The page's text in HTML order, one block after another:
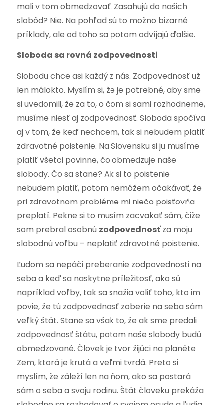
mali v tom obmedzovať. Zasahujú do našich
slobôd? Nie. Na pohľad sú to možno bizarné
príklady, ale od toho sa potom odvíjajú ďalšie.
Sloboda sa rovná zodpovednosti
Slobodu chce asi každý z nás. Zodpovednosť už
len málokto. Myslím si, že je potrebné, aby sme
si uvedomili, že za to, o čom si sami rozhodneme,
musíme niesť aj zodpovednosť. Sloboda spočíva
aj v tom, že keď nechcem, tak si nebudem platiť
zdravotné poistenie. Na Slovensku si ju musíme
platiť všetci povinne, čo obmedzuje naše
slobody. Čo sa stane? Ak si to poistenie
nebudem platiť, potom nemôžem očakávať, že
pri zdravotnom probléme mi niečo poisťovňa
preplatí. Pekne si to musím zacvakať sám, čiže
som prebral osobnú zodpovednosťza moju
slobodnú voľbu – neplatiť zdravotné poistenie.
Ľudom sa nepáči preberanie zodpovednosti na
seba a keď sa naskytne príležitosť, ako sú
napríklad voľby, tak sa snažia voliť toho, kto im
povie, že tú zodpovednosť zoberie na seba sám
veľký štát. Stane sa však to, že ak sme predali
zodpovednosť štátu, potom naše slobody budú
obmedzované. Človek je tvor žijúci na planéte
Zem, ktorá je krutá a veľmi tvrdá. Preto si
myslím, že záleží len na ňom, ako sa postará
sám o seba a svoju rodinu. Štát človeku prekáža